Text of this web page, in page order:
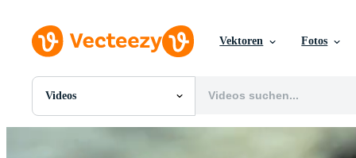
Vektoren Fotos
Videos
Alle Bilder